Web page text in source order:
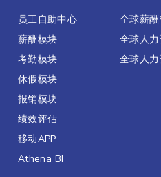
员工自助中心
薪酬模块
考勤模块
休假模块
报销模块
绩效评估​
移动APP
Athena BI
全球薪
全球人
全球人